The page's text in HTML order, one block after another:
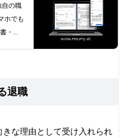
トと
歴
自の職
ホでも
・履
退職
な理由として受け入れられ